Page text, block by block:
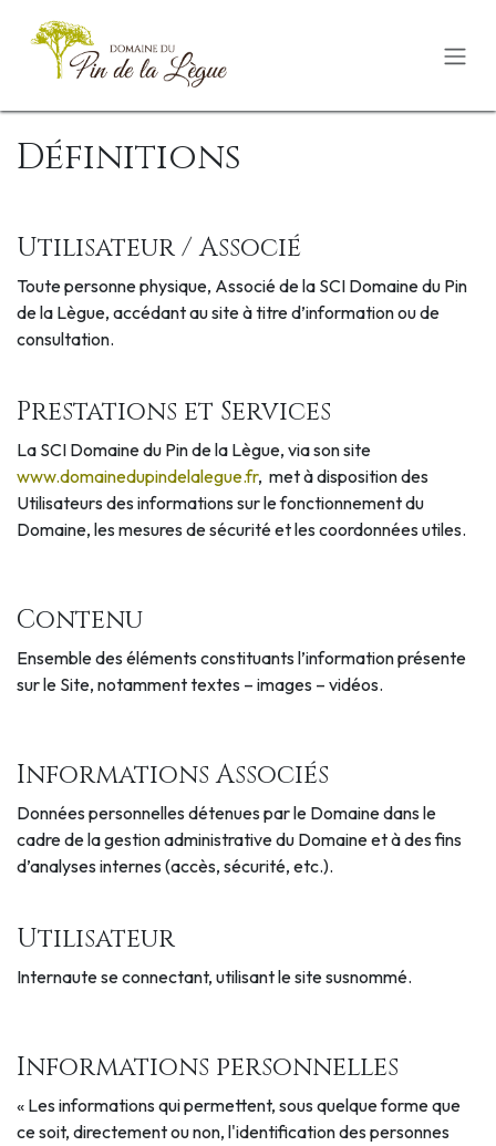
Définitions
Utilisateur / Associé
Toute personne physique, Associé de la SCI Domaine du Pin
de la Lègue, accédant au site à titre d’information ou de
consultation.
Prestations et Services
La SCI Domaine du Pin de la Lègue, via son site
www.domainedupindelalegue.fr, met à disposition des
Utilisateurs des informations sur le fonctionnement du
Domaine, les mesures de sécurité et les coordonnées utiles.
Contenu
Ensemble des éléments constituants l’information présente
sur le Site, notamment textes – images – vidéos.
Informations Associés
Données personnelles détenues par le Domaine dans le
cadre de la gestion administrative du Domaine et à des fins
d’analyses internes (accès, sécurité, etc.).
Utilisateur
Internaute se connectant, utilisant le site susnommé.
Informations personnelles
« Les informations qui permettent, sous quelque forme que
ce soit, directement ou non, l'identification des personnes